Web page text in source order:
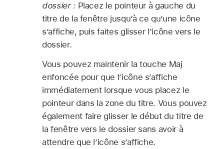
dossier :Placez le pointeur à gauche du
titre de la fenêtre jusqu’à ce qu’une icône
s’affiche, puis faites glisser l’icône vers le
dossier.
Vous pouvez maintenir la touche Maj
enfoncée pour que l’icône s’affiche
immédiatement lorsque vous placez le
pointeur dans la zone du titre. Vous pouvez
également faire glisser le début du titre de
la fenêtre vers le dossier sans avoir à
attendre que l’icône s’affiche.